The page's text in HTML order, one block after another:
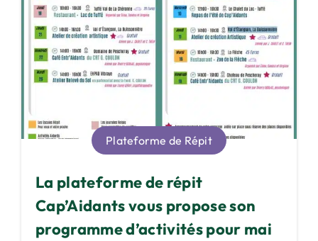
Plateforme de Répit
La plateforme de répit
Cap’Aidants vous propose son
programme d’activités pour mai